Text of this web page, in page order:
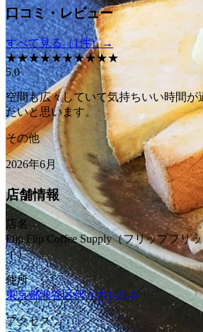
デジタルチケット カフェバー券
【デジタルチケット】Sooon
フェ1000コース
全129店舗で使える
デジタルチケット
カフェバー券
【デジタルチケット】Sooon
カフェ1500コース
全128店舗で使える
¥1,500
デジタルチケット
カフェバー券
【デジタルチケット】朝食が楽
券 1500コース
全69店舗で使える
¥1,500
デジタルチケット
カフェバー券
【デジタルチケット】Sooon
カフェ3000コース
全128店舗で使える
¥3,000
口コミ・レビュー
すべて見る（1件）→
★★★★★★★★★★
5.0
空間も広々していて気持ちいい時間が
たいと思います。
その他
2026年6月
店舗情報
店名
Flip Flip Coffee Supply（フリップフリ
イ）
住所
東京都渋谷区代々木1-21-5
アクセス